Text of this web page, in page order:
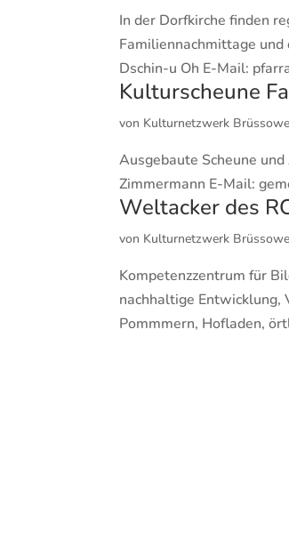
In der Dorfkirche finden
Familiennachmittage
Dschin-u Oh E-Mail:
Kulturscheune
von Kulturnetzwerk
Ausgebaute Scheune
Zimmermann E-Mail:
Weltacker des
von Kulturnetzwerk
Kompetenzzentrum für
nachhaltige Entwicklung,
Pommmern, Hofladen,